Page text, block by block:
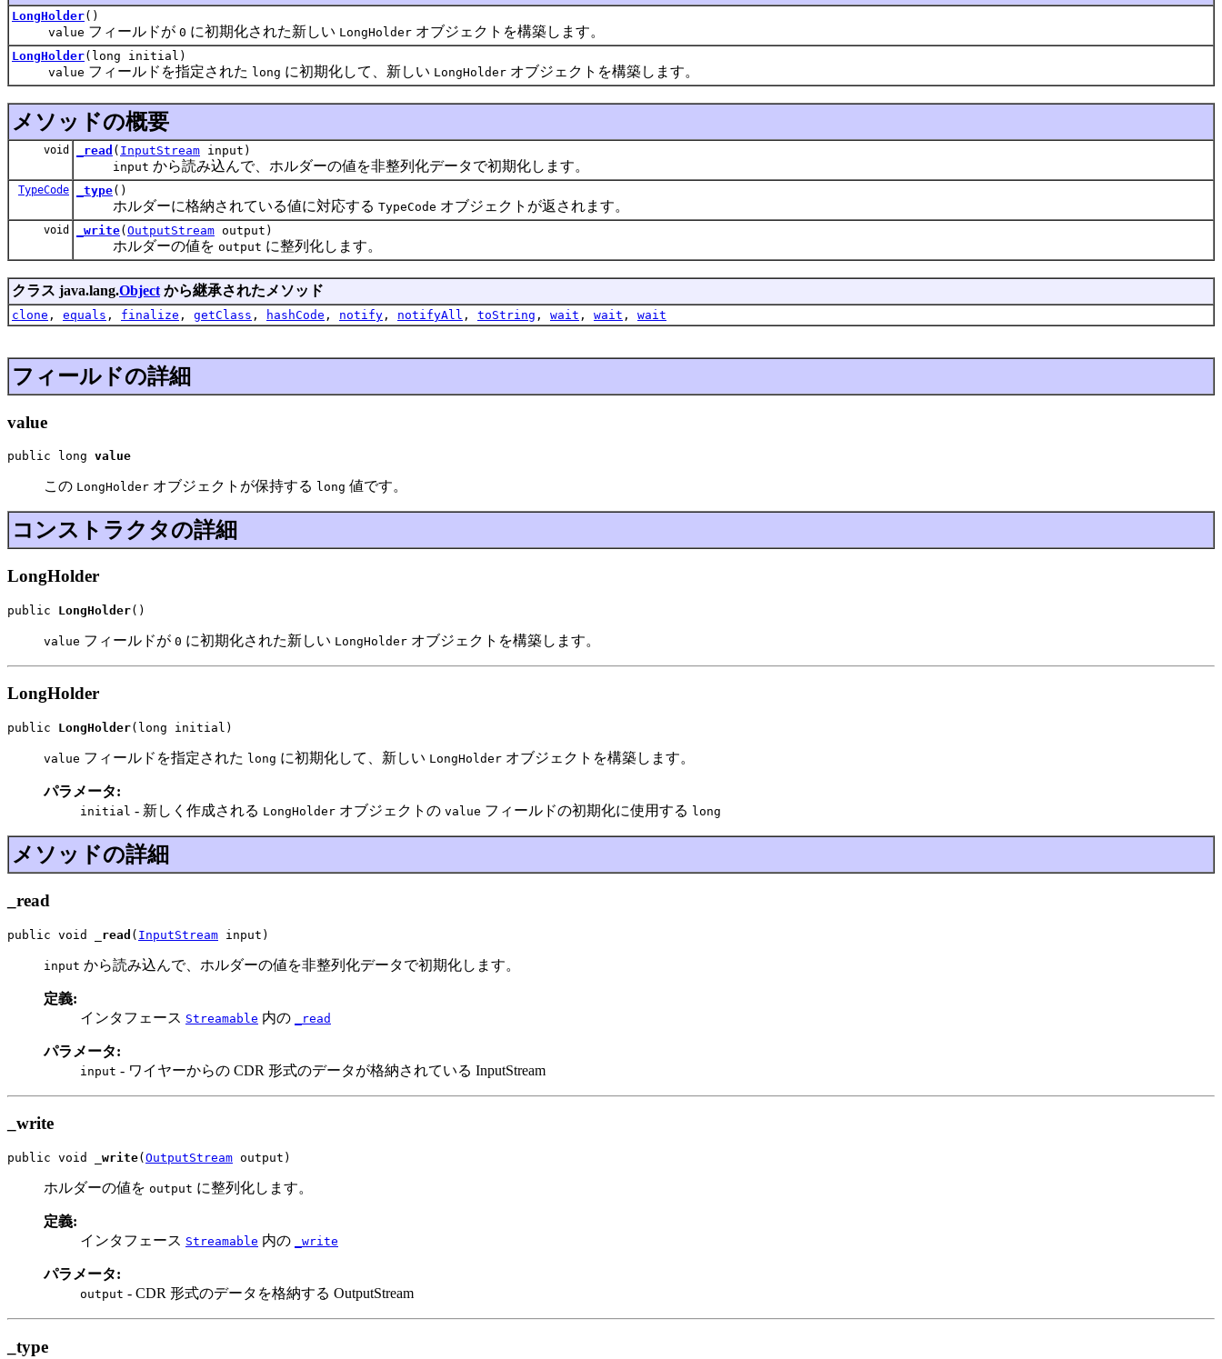
LongHolder()
value フィールドが 0 に初期化された新しい LongHolder オブジェクトを構築します。
LongHolder(long initial)
value フィールドを指定された long に初期化して、新しい LongHolder オブジェクトを構築します。
メソッドの概要
void _read ( InputStream input)
input から読み込んで、ホルダーの値を非整列化データで初期化します。
TypeCode _type()
ホルダーに格納されている値に対応する TypeCode オブジェクトが返されます。
void _write( OutputStream output)
ホルダーの値を output に整列化します。
クラス java.lang.Object から継承されたメソッド
clone , equals , finalize , getClass , hashCode , notify , notifyAll , toString , wait , wait , wait
フィールドの詳細
value
public long value
この LongHolder オブジェクトが保持する long 値です。
コンストラクタの詳細
LongHolder
public LongHolder()
value フィールドが 0 に初期化された新しい LongHolder オブジェクトを構築します。
LongHolder
public LongHolder(long initial)
value フィールドを指定された long に初期化して、新しい LongHolder オブジェクトを構築します。
パラメータ:
initial - 新しく作成される LongHolder オブジェクトの value フィールドの初期化に使用する long
メソッドの詳細
_read
public void _read ( InputStream input)
input から読み込んで、ホルダーの値を非整列化データで初期化します。
定義:
インタフェース Streamable 内の _read
パラメータ:
input - ワイヤーからの CDR 形式のデータが格納されている InputStream
_write
public void _write( OutputStream output)
ホルダーの値を output に整列化します。
定義:
インタフェース Streamable 内の _write
パラメータ:
output - CDR 形式のデータを格納する OutputStream
_type